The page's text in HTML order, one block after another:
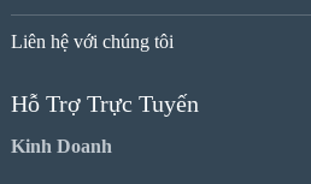
Liên hệ với chúng tôi
Hỗ Trợ Trực Tuyến
Kinh Doanh